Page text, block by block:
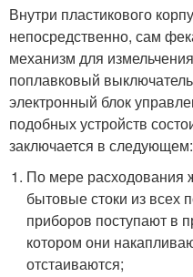
Внутри пластикового
непосредственно, сам
механизм для
поплавковый
электронный блок
подобных устройств
заключается в следующем:
По мере расходования
бытовые стоки из всех
приборов поступают в
котором они
отстаиваются;